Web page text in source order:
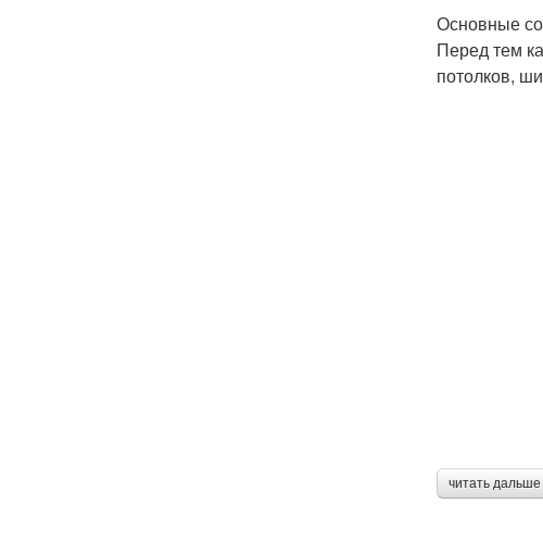
Основные
Перед тем
потолков,
читать